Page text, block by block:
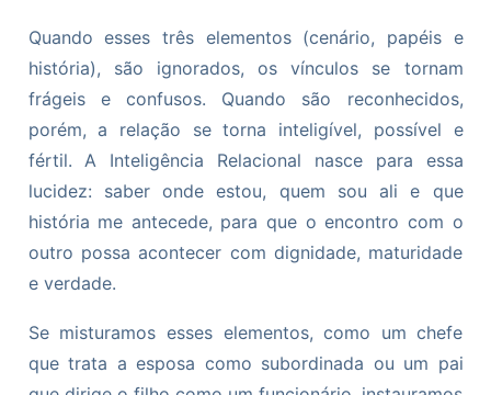
Quando esses três elementos (cenário, papéis e
história), são ignorados, os vínculos se tornam
frágeis e confusos. Quando são reconhecidos,
porém, a relação se torna inteligível, possível e
fértil. A Inteligência Relacional nasce para essa
lucidez: saber onde estou, quem sou ali e que
história me antecede, para que o encontro com o
outro possa acontecer com dignidade, maturidade
e verdade.
Se misturamos esses elementos, como um chefe
que trata a esposa como subordinada ou um pai